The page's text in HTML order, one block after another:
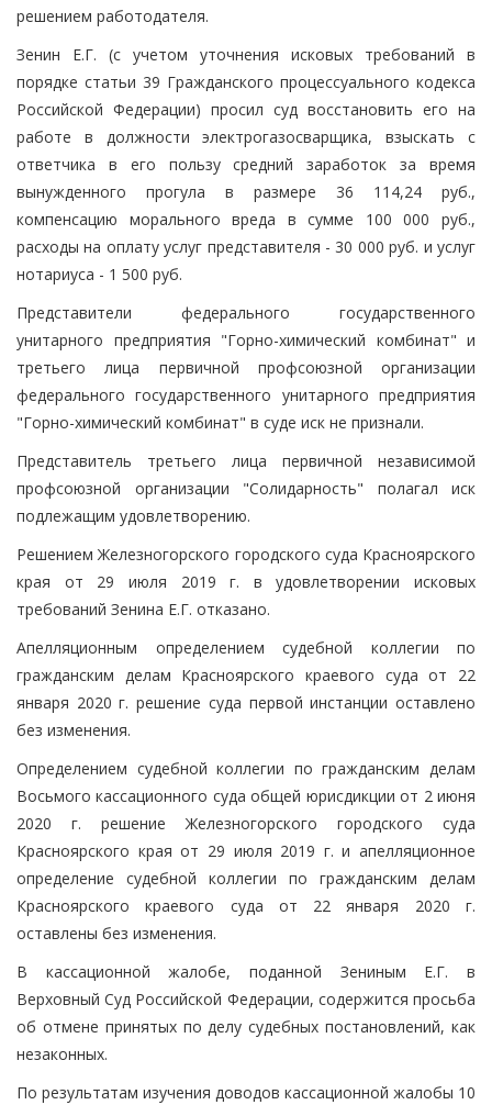
решением работодателя.
Зенин Е.Г. (с учетом уточнения исковых требований в
порядке статьи 39 Гражданского процессуального кодекса
Российской Федерации) просил суд восстановить его на
работе в должности электрогазосварщика, взыскать с
ответчика в его пользу средний заработок за время
вынужденного прогула в размере 36 114,24 руб.,
компенсацию морального вреда в сумме 100 000 руб.,
расходы на оплату услуг представителя - 30 000 руб. и услуг
нотариуса - 1 500 руб.
Представители федерального государственного
унитарного предприятия "Горно-химический комбинат" и
третьего лица первичной профсоюзной организации
федерального государственного унитарного предприятия
"Горно-химический комбинат" в суде иск не признали.
Представитель третьего лица первичной независимой
профсоюзной организации "Солидарность" полагал иск
подлежащим удовлетворению.
Решением Железногорского городского суда Красноярского
края от 29 июля 2019 г. в удовлетворении исковых
требований Зенина Е.Г. отказано.
Апелляционным определением судебной коллегии по
гражданским делам Красноярского краевого суда от 22
января 2020 г. решение суда первой инстанции оставлено
без изменения.
Определением судебной коллегии по гражданским делам
Восьмого кассационного суда общей юрисдикции от 2 июня
2020 г. решение Железногорского городского суда
Красноярского края от 29 июля 2019 г. и апелляционное
определение судебной коллегии по гражданским делам
Красноярского краевого суда от 22 января 2020 г.
оставлены без изменения.
В кассационной жалобе, поданной Зениным Е.Г. в
Верховный Суд Российской Федерации, содержится просьба
об отмене принятых по делу судебных постановлений, как
незаконных.
По результатам изучения доводов кассационной жалобы 10